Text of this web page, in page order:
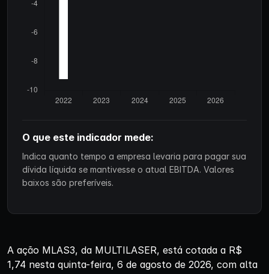
O que este indicador mede:
Indica quanto tempo a empresa levaria para pagar sua
dívida líquida se mantivesse o atual EBITDA. Valores
baixos são preferíveis.
A ação MLAS3, da MULTILASER, está cotada a R$
1,74 nesta quinta-feira, 6 de agosto de 2026, com alta